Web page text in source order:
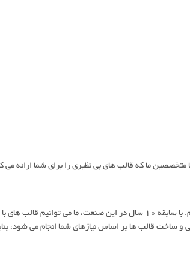
متخصصین ما که قالب های بی نظیری را برای شما ارائه می
ما برخوردار از تخصص در ساخت قالب های یراق آلات کابینت و لولا کابینت هستیم. با سابقه 10 سال در این صنعت، ما می
و ساخت قالب ها بر اساس نیازهای شما انجام می شود،